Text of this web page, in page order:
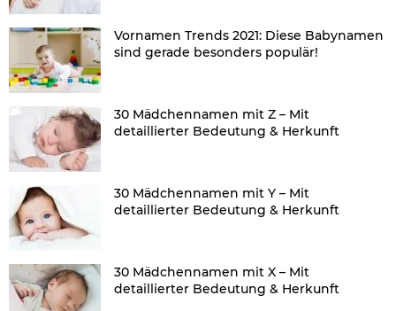
Vornamen Trends 2021: Diese Babynamen
sind gerade besonders populär!
30 Mädchennamen mit Z – Mit
detaillierter Bedeutung & Herkunft
30 Mädchennamen mit Y – Mit
detaillierter Bedeutung & Herkunft
30 Mädchennamen mit X – Mit
detaillierter Bedeutung & Herkunft